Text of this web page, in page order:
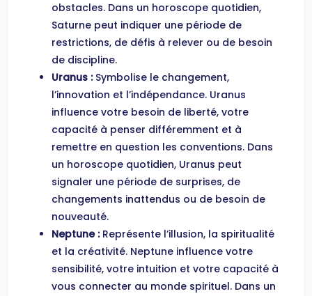
obstacles. Dans un horoscope quotidien,
Saturne peut indiquer une période de
restrictions, de défis à relever ou de besoin
de discipline.
Uranus : Symbolise le changement,
l’innovation et l’indépendance. Uranus
influence votre besoin de liberté, votre
capacité à penser différemment et à
remettre en question les conventions. Dans
un horoscope quotidien, Uranus peut
signaler une période de surprises, de
changements inattendus ou de besoin de
nouveauté.
Neptune : Représente l’illusion, la spiritualité
et la créativité. Neptune influence votre
sensibilité, votre intuition et votre capacité à
vous connecter au monde spirituel. Dans un